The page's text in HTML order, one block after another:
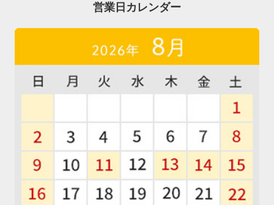
営業日カレンダー